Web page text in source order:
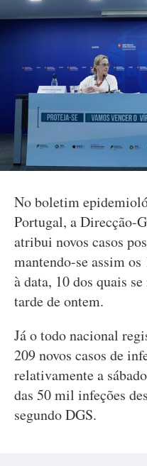
No boletim
Portugal, a Direcção-
atribui novos casos
mantendo-se assim
à data, 10 dos quais
tarde de ontem.
Já o todo nacional
209 novos casos de
relativamente a
das 50 mil infeções
segundo DGS.